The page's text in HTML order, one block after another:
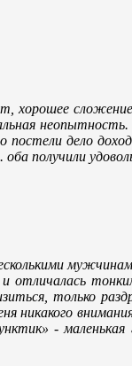
хорошее
дело
получили
отличалась
только
никакого
- маленькая